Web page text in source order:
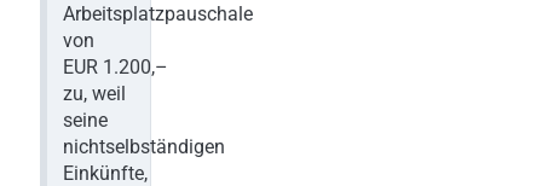
Arbeitsplatzpauschale
von
EUR 1.200,–
zu, weil
seine
nichtselbständigen
Einkünfte,